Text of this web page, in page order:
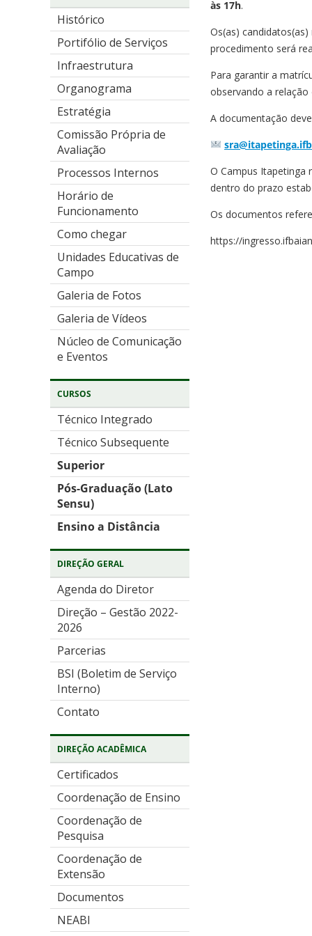
Histórico
Portifólio de Serviços
Infraestrutura
Organograma
Estratégia
Comissão Própria de
Avaliação
Processos Internos
Horário de
Funcionamento
Como chegar
Unidades Educativas de
Campo
Galeria de Fotos
Galeria de Vídeos
Núcleo de Comunicação
e Eventos
CURSOS
Técnico Integrado
Técnico Subsequente
Superior
Pós-Graduação (Lato
Sensu)
Ensino a Distância
DIREÇÃO GERAL
Agenda do Diretor
Direção – Gestão 2022-
2026
Parcerias
BSI (Boletim de Serviço
Interno)
Contato
DIREÇÃO ACADÊMICA
Certificados
Coordenação de Ensino
Coordenação de
Pesquisa
Coordenação de
Extensão
Documentos
NEABI
às 17h.
Os(as)
procedimento será
Para garantir a
observando a
A documentação
O Campus Itapetinga
dentro do prazo
Os documentos
https://